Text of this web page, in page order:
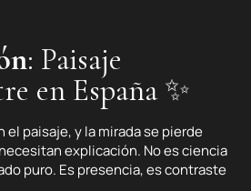
: Paisaje
en España ✨
el paisaje, y la mirada se pierde
explicación. No es ciencia
puro. Es presencia, es contraste